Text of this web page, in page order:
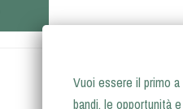
Vuoi essere il primo
bandi, le opportunità